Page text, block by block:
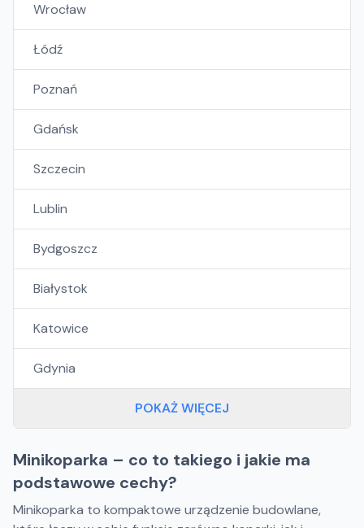
Wrocław
Łódź
Poznań
Gdańsk
Szczecin
Lublin
Bydgoszcz
Białystok
Katowice
Gdynia
POKAŻ WIĘCEJ
Minikoparka – co to takiego i jakie ma
podstawowe cechy?
Minikoparka to kompaktowe urządzenie budowlane,